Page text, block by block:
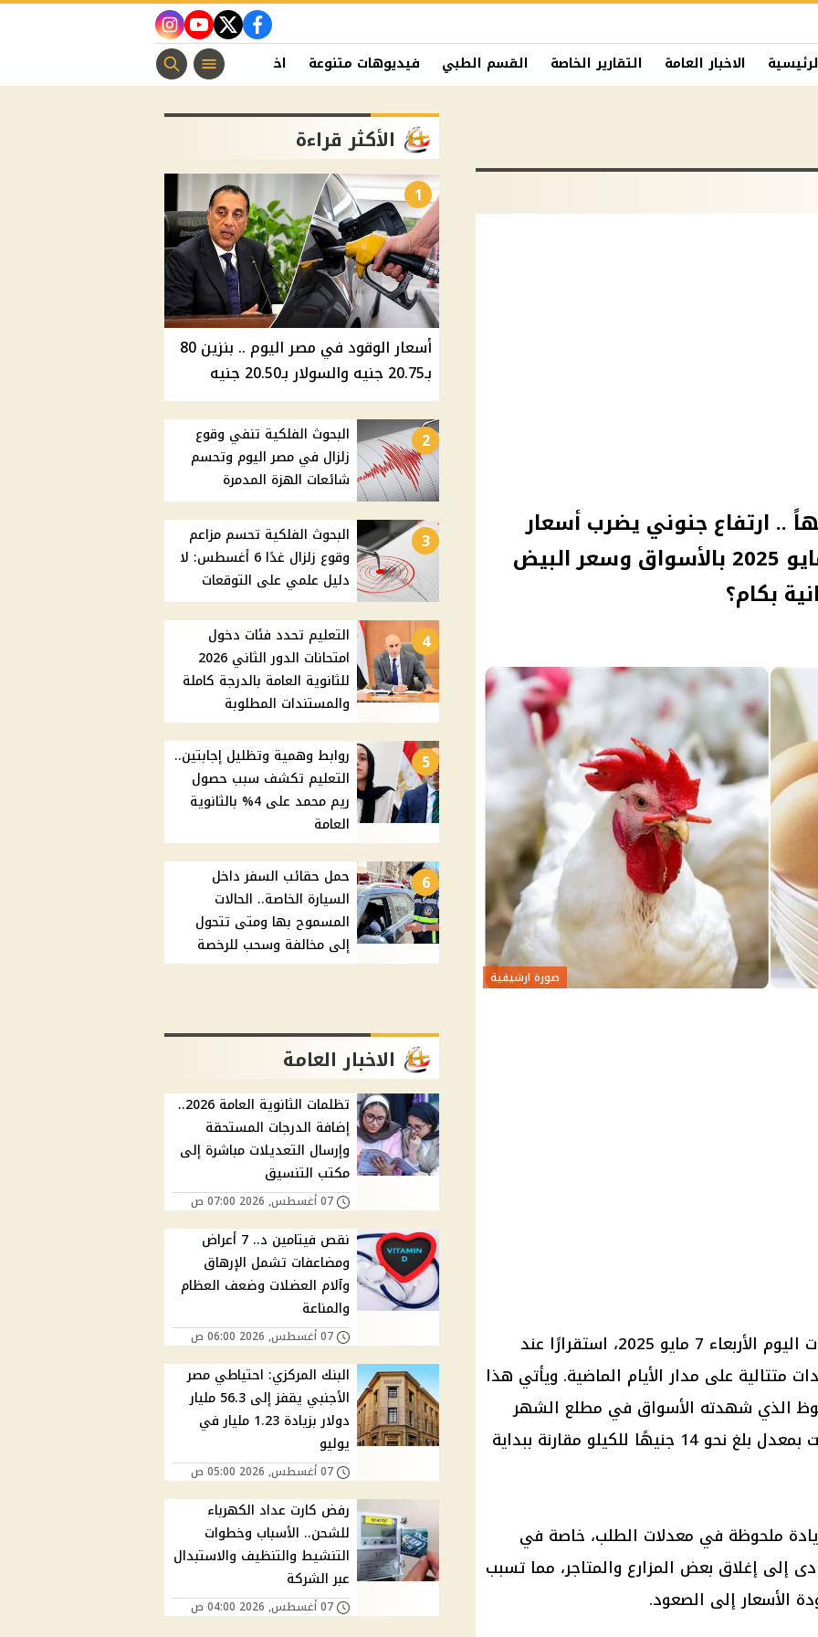
facebook
twitter
youtube
instagram
الاخبار العامة التقارير الخاصة القسم الطبي فيديوهات متنوعة اخبار الفن منوعات مسيحية
وصل 100 جنيهاً .. ارتفاع جنوني يضرب أسعار
الدواجن اليوم الأربعاء 7 مايو 2025 بالأسواق وسعر البيض
بكام؟
صورة ارشيفية
خلال تعاملات اليوم الأربعاء 7 مايو 2025، استقرارًا عند
متتالية على مدار الأيام الماضية. ويأتي هذا
الذي شهدته الأسواق في مطلع الشهر
قد هبطت بمعدل بلغ نحو 14 جنيهًا للكيلو مقارنة ببداية
زيادة ملحوظة في معدلات الطلب، خاصة في
إلى إغلاق بعض المزارع والمتاجر، مما تسبب
الأسعارإلى الصعود.
الأكثر قراءة
1
أسعار الوقود في مصر اليوم .. بنزين 80
بـ20.75 جنيه والسولار بـ20.50 جنيه
2
البحوث الفلكية تنفي وقوع
زلزال في مصر اليوم وتحسم
شائعات الهزة المدمرة
3
البحوث الفلكية تحسم مزاعم
وقوع زلزال غدًا 6 أغسطس: لا
دليل علمي على التوقعات
4
التعليم تحدد فئات دخول
امتحانات الدور الثاني 2026
للثانوية العامة بالدرجة كاملة
والمستندات المطلوبة
5
روابط وهمية وتظليل إجابتين..
التعليم تكشف سبب حصول
ريم محمد على 4% بالثانوية
العامة
6
حمل حقائب السفر داخل
السيارة الخاصة.. الحالات
المسموح بها ومتى تتحول
إلى مخالفة وسحب للرخصة
الاخبار العامة
تظلمات الثانوية العامة 2026..
إضافة الدرجات المستحقة
وإرسال التعديلات مباشرة إلى
مكتب التنسيق
07 أغسطس, 2026 07:00 ص
نقص فيتامين د.. 7 أعراض
ومضاعفات تشمل الإرهاق
وآلام العضلات وضعف العظام
والمناعة
07 أغسطس, 2026 06:00 ص
البنك المركزي: احتياطي مصر
الأجنبي يقفز إلى 56.3 مليار
دولار بزيادة 1.23 مليار في
يوليو
07 أغسطس, 2026 05:00 ص
رفض كارت عداد الكهرباء
للشحن.. الأسباب وخطوات
التنشيط والتنظيف والاستبدال
عبر الشركة
07 أغسطس, 2026 04:00 ص